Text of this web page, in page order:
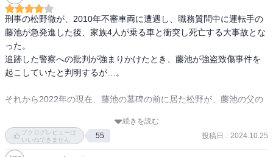
のなかで、さらに人間関係が深まって描かれるんです。タイトルの
通り「責任」の取り方に対しても、どの方向から見れば筋が通って
いるのか分からなくなる。私は自分が一番大切な人に対して責任を
取りたいと思うけど、それだとやっぱり卑怯者なのでしょうか。
強く描けている作品です。これからの作品にも期待しています！
警察官、学校の先生、お医者さんなど、他人の人生に直接的に関わ
るような職業って、ホント大変だと思うんすよ。時には人には触れ
刑事の松野徹が、2010年不審車両に遭遇し、職務質問中に運転手の
藤池が急発進した後、家族4人が乗る車と衝突し死亡する大事故とな
った。
追跡した警察への批判が強まりかけたとき、藤池が強盗致傷事件を
起こしていたと判明するが…。
それから2022年の現在、藤池の墓碑の前に居た松野が、藤池の父の
藤池の両親から再捜査を懇願される松野は、自責の念に誘われるよ
うに引き受けるが…。
続きを読む
ブクログレビューは
いいねできません
55 投稿日 : 2024.10.25